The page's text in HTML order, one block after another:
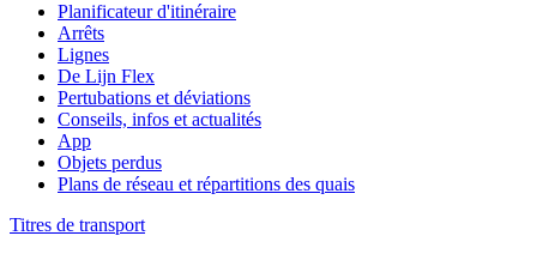
Planificateur d'itinéraire
Arrêts
Lignes
De Lijn Flex
Pertubations et déviations
Conseils, infos et actualités
App
Objets perdus
Plans de réseau et répartitions des quais
Titres de transport